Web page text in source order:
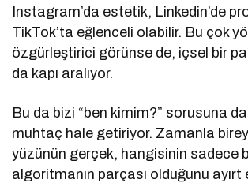
Instagram’da estetik, Linkedin’de
TikTok’ta eğlenceli olabilir. Bu çok
özgürleştirici görünse de, içsel bir
da kapı aralıyor.
Bu da bizi “ben kimim?” sorusuna
muhtaç hale getiriyor. Zamanla
yüzünün gerçek, hangisinin sadece
algoritmanın parçası olduğunu ayırt